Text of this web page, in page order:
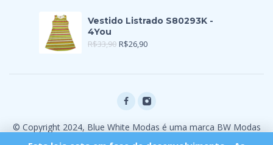
Vestido Listrado S80293K -
4You
R$33,90 R$26,90
© Copyright 2024, Blue White Modas é uma marca BW Modas